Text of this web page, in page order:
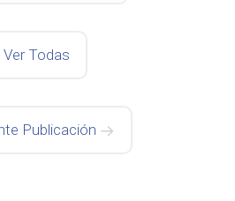
Ver Todas
Publicación